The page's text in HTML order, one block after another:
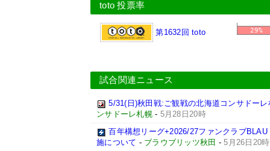
toto 投票率
第1632回 toto 29%
試合関連ニュース
5/31(日)秋田戦:ご観戦の北海道コンサドー
ンサドーレ札幌- 5月28日20時
百年構想リーグ+2026/27ファンクラブ
施について - ブラウブリッツ秋田 -5月26日20時